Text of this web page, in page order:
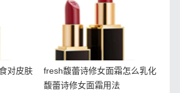
对皮肤
fresh馥蕾诗修女面霜怎么乳化
馥蕾诗修女面霜用法